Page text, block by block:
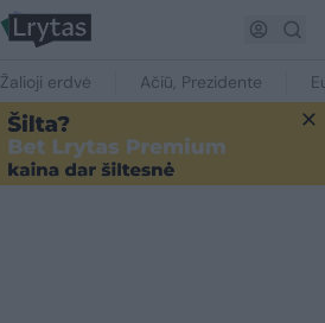
Žalioji erdvė Ačiū, Prezidente